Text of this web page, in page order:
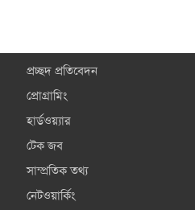
প্রচ্ছদ প্রতিবেদন
প্রোগ্রামিং
হার্ডওয়্যার
টেক জব
সাম্প্রতিক তথ্য
নেটওয়ার্কিং